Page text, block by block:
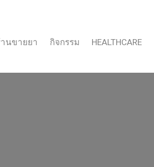
นขายยา กิจกรรม HEALTHCARE